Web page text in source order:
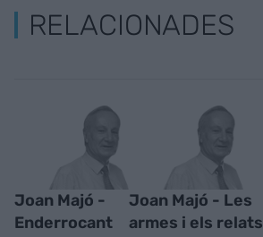
RELACIONADES
Joan Majó -
Enderrocant
Joan Majó - Les
armes i els relats